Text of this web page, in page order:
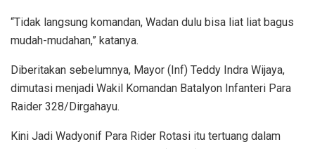
“Tidak langsung komandan, Wadan dulu bisa liat liat bagus
mudah-mudahan,” katanya.
Diberitakan sebelumnya, Mayor (Inf) Teddy Indra Wijaya,
dimutasi menjadi Wakil Komandan Batalyon Infanteri Para
Raider 328/Dirgahayu.
Kini Jadi Wadyonif Para Rider Rotasi itu tertuang dalam